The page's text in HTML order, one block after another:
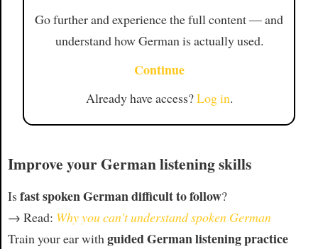
Go further and experience the full content — and
understand how German is actually used.
Continue
Already have access?Log in.
Improve your German listening skills
Isfast spoken German difficult to follow?
→ Read: Why you can't understand spoken German
Train your ear withguided German listening practice